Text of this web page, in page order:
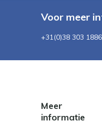
Voor meer
+31(0)38 303
Meer
informatie